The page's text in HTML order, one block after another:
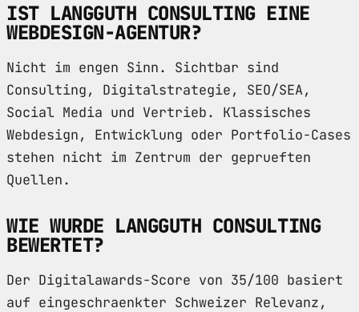
IST LANGGUTH CONSULTING EINE
WEBDESIGN-AGENTUR?
Nicht im engen Sinn. Sichtbar sind
Consulting, Digitalstrategie, SEO/SEA,
Social Media und Vertrieb. Klassisches
Webdesign, Entwicklung oder Portfolio-Cases
stehen nicht im Zentrum der geprueften
Quellen.
WIE WURDE LANGGUTH CONSULTING
BEWERTET?
Der Digitalawards-Score von 35/100 basiert
auf eingeschraenkter Schweizer Relevanz,